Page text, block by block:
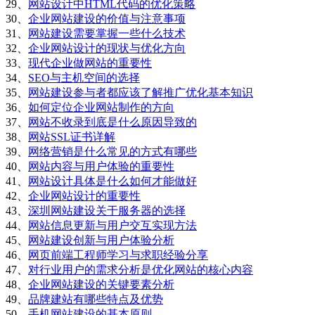
29、
网站设计中HTML代码的优化策略
30、 企业网站建设的价值与注意事项
31、
网站建设需要掌握一些什么技术
32、 企业网站设计的现状与优化方向
33、 现代企业做网站的重要性
34、 SEO与主机空间的选择
35、
网站建设参与者都应该了解推广优化基本知识
36、 如何定位企业网站制作的方向
37、
网站不收录到底是什么原因导致的
38、
网站SSL证书详解
39、
网络营销是什么常见的方式有哪些
40、
网站内容与用户体验的重要性
41、
网站设计具体是什么如何才能做好
42、 企业网站设计的重要性
43、 深圳网站建设关于服务器的选择
44、
网站信息更新与用户交互实现方法
45、
网站建设创新与用户体验分析
46、
网页前端工程师学习与求职经验分享
47、 对行业用户的需求分析是优化网站的核心内容
48、 企业网站建设的关键要素分析
49、 品牌建站有哪些特点及优势